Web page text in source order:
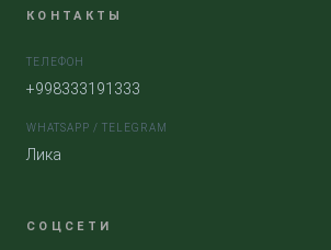
КОНТАКТЫ
ТЕЛЕФОН
+998333191333
WHATSAPP / TELEGRAM
Лика
СОЦСЕТИ